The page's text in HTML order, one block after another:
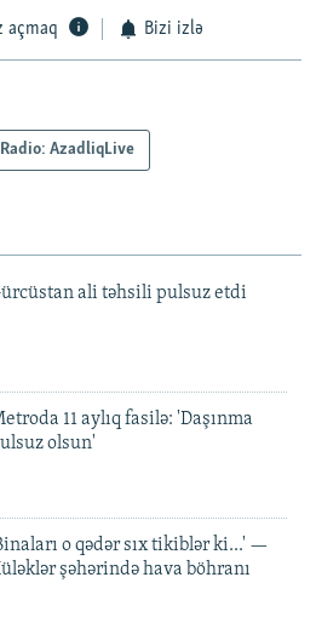
açmaq Bizi izlə
Radio: AzadliqLive
ali təhsili pulsuz etdi
11 aylıq fasilə: 'Daşınma
olsun'
o qədər sıx tikiblər ki...' —
şəhərində hava böhranı